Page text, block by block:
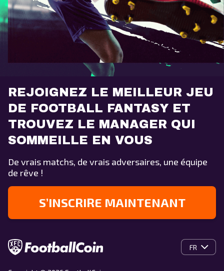
REJOIGNEZ LE MEILLEUR JEU
DE FOOTBALL FANTASY ET
TROUVEZ LE MANAGER QUI
SOMMEILLE EN VOUS
De vrais matchs, de vrais adversaires, une équipe
de rêve !
S’INSCRIRE MAINTENANT
FR